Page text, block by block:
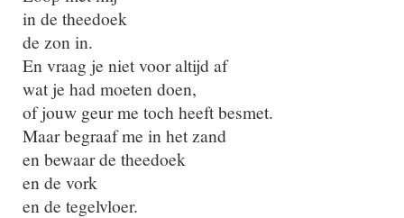
in de theedoek
de zon in.
En vraag je niet voor altijd af
wat je had moeten doen,
of jouw geur me toch heeft besmet.
Maar begraaf me in het zand
en bewaar de theedoek
en de vork
en de tegelvloer.